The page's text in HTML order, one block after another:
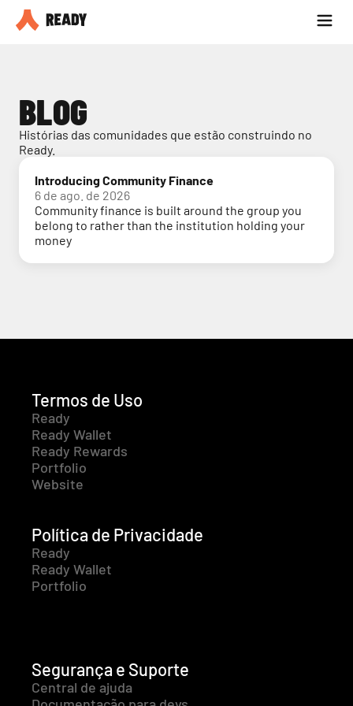
Seja parceiro
BLOG
Histórias das comunidades que estão construindo no
Ready.
Introducing Community Finance
6 de ago. de 2026
Community finance is built around the group you
belong to rather than the institution holding your
money
Termos de Uso
Ready
Ready Wallet
Ready Rewards
Portfolio
Website
Política de Privacidade
Ready
Ready Wallet
Portfolio
Segurança e Suporte
Central de ajuda